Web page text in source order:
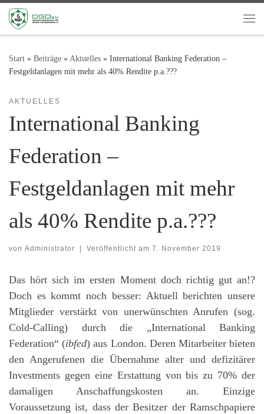
Zum Inhalt springen
Start » Beiträge »Aktuelles » International Banking Federation –
Festgeldanlagen mit mehr als 40% Rendite p.a.???
AKTUELLES
International Banking
Federation –
Festgeldanlagen mit mehr
als 40% Rendite p.a.???
von Administrator Veröffentlicht am 7. November 2019
Das hört sich im ersten Moment doch richtig gut an!?
Doch es kommt noch besser: Aktuell berichten unsere
Mitglieder verstärkt von unerwünschten Anrufen (sog.
Cold-Calling) durch die „International Banking
Federation“ (ibfed) aus London. Deren Mitarbeiter bieten
den Angerufenen die Übernahme alter und defizitärer
Investments gegen eine Erstattung von bis zu 70% der
damaligen Anschaffungskosten an. Einzige
Voraussetzung ist, dass der Besitzer der Ramschpapiere